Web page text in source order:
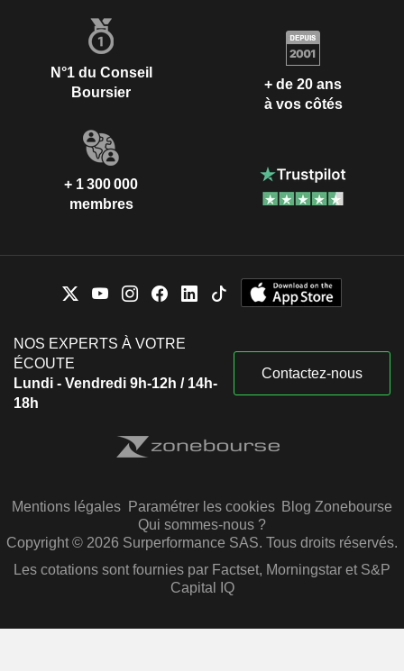
N°1 du Conseil
Boursier
+ de 20 ans
à vos côtés
+ 1 300 000
membres
NOS EXPERTS À VOTRE
ÉCOUTE
Lundi - Vendredi 9h-12h / 14h-
18h
Contactez-nous
Mentions légales Paramétrer les cookies Blog Zonebourse
Qui sommes-nous ?
Copyright © 2026 Surperformance SAS. Tous droits réservés.
Les cotations sont fournies par Factset, Morningstar et S&P
Capital IQ